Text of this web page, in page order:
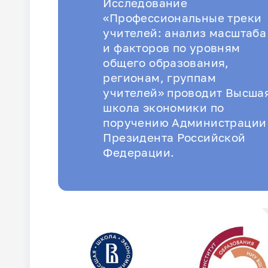
Исследование
«Профессиональные треки
учителей: анализ масштаба
и факторов по уровням
общего образования,
регионам, группам
учителей» проводит
школа экономики по
поручению Администрации
Президента Российской
Федерации.